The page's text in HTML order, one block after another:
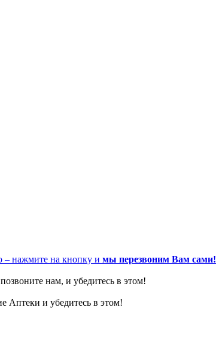
– нажмите на кнопку и мы перезвоним Вам сами!
нам, и убедитесь в этом!
Аптеки и убедитесь в этом!